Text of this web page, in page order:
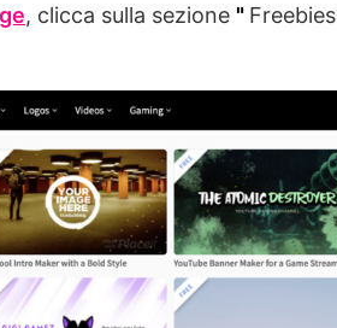
, clicca sulla sezione " Freebies